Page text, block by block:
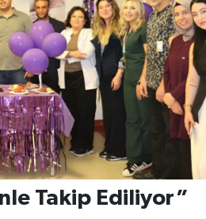
Takip Ediliyor”